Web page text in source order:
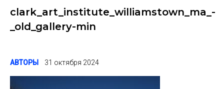
clark_art_institute_williamstown_ma_-
_old_gallery-min
АВТОРЫ 31 октября 2024